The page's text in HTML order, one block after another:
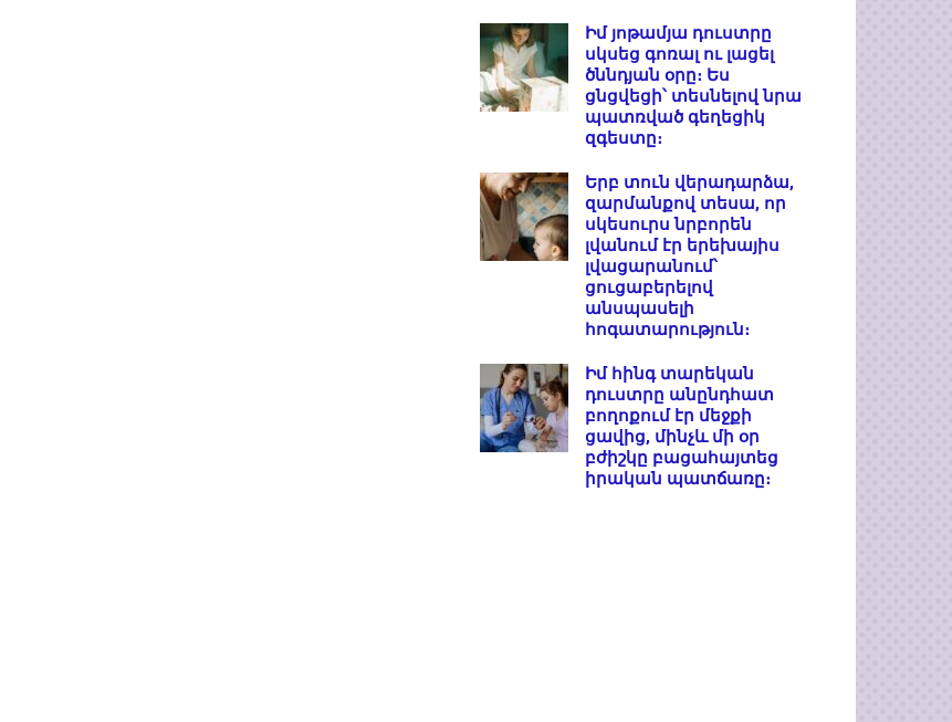
Իմ յոթամյա դուստրը
սկսեց գոռալ ու լացել
ծննդյան օրը։ Ես
ցնցվեցի՝ տեսնելով նրա
պատռված գեղեցիկ
զգեստը։
Երբ տուն վերադարձա,
զարմանքով տեսա, որ
սկեսուրս նրբորեն
լվանում էր երեխայիս
լվացարանում՝
ցուցաբերելով
անսպասելի
հոգատարություն։
Իմ հինգ տարեկան
դուստրը անընդհատ
բողոքում էր մեջքի
ցավից, մինչև մի օր
բժիշկը բացահայտեց
իրական պատճառը։